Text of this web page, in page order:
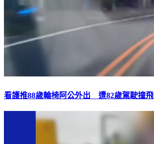
看護推88歲輪椅阿公外出 遭82歲駕駛撞飛